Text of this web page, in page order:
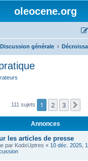
oleocene.org
Discussion générale
111 sujets 1 2 3
Annonces
les articles de presse
par KodxUptres « 10 déc. 2025,